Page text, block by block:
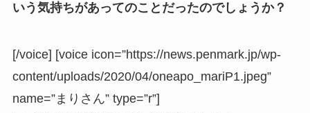
いう気持ちがあってのことだったのでしょうか？
[/voice] [voice icon=”https://news.penmark.jp/wp-
content/uploads/2020/04/oneapo_mariP1.jpeg”
name=”まりさん” type=”r”]